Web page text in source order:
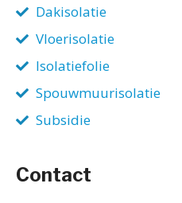
Dakisolatie
Vloerisolatie
Isolatiefolie
Spouwmuurisolatie
Subsidie
Contact